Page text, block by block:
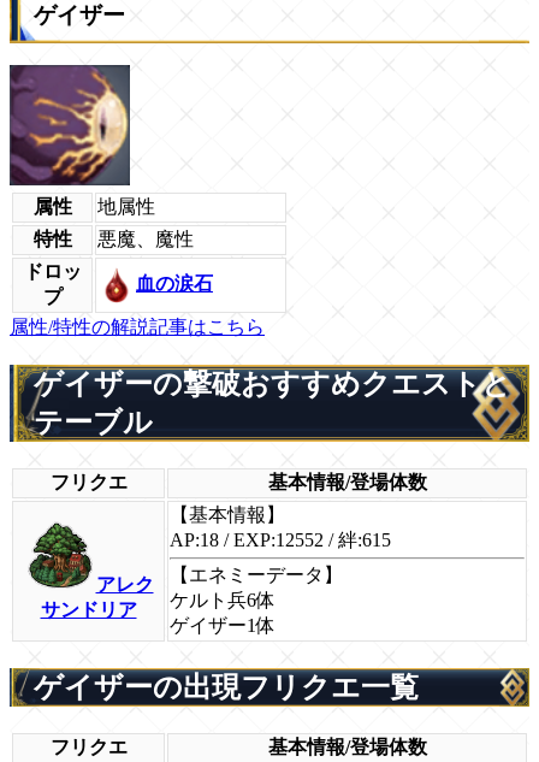
ゲイザー
属性
地属性
特性
悪魔、魔性
ドロッ
プ
血の涙石
属性/特性の解説記事はこちら
ゲイザーの撃破おすすめクエストと
テーブル
フリクエ 基本情報/登場体数
アレク
サンドリア
【基本情報】
AP:18 / EXP:12552 / 絆:615
【エネミーデータ】
ケルト兵6体
ゲイザー1体
ゲイザーの出現フリクエ一覧
フリクエ 基本情報/登場体数